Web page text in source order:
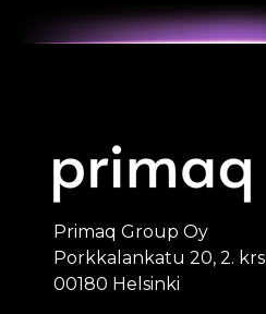
Primaq Group Oy
Porkkalankatu 20, 2. krs
00180 Helsinki